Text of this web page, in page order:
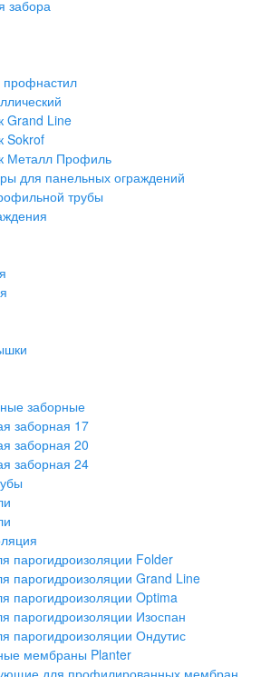
забора
Grand Line
Sokrof
Металл Профиль
для панельных ограждений
трубы
заборные
заборная 17
заборная 20
заборная 24
парогидроизоляции Folder
парогидроизоляции Grand Line
парогидроизоляции Optima
парогидроизоляции Изоспан
парогидроизоляции Ондутис
мембраны Planter